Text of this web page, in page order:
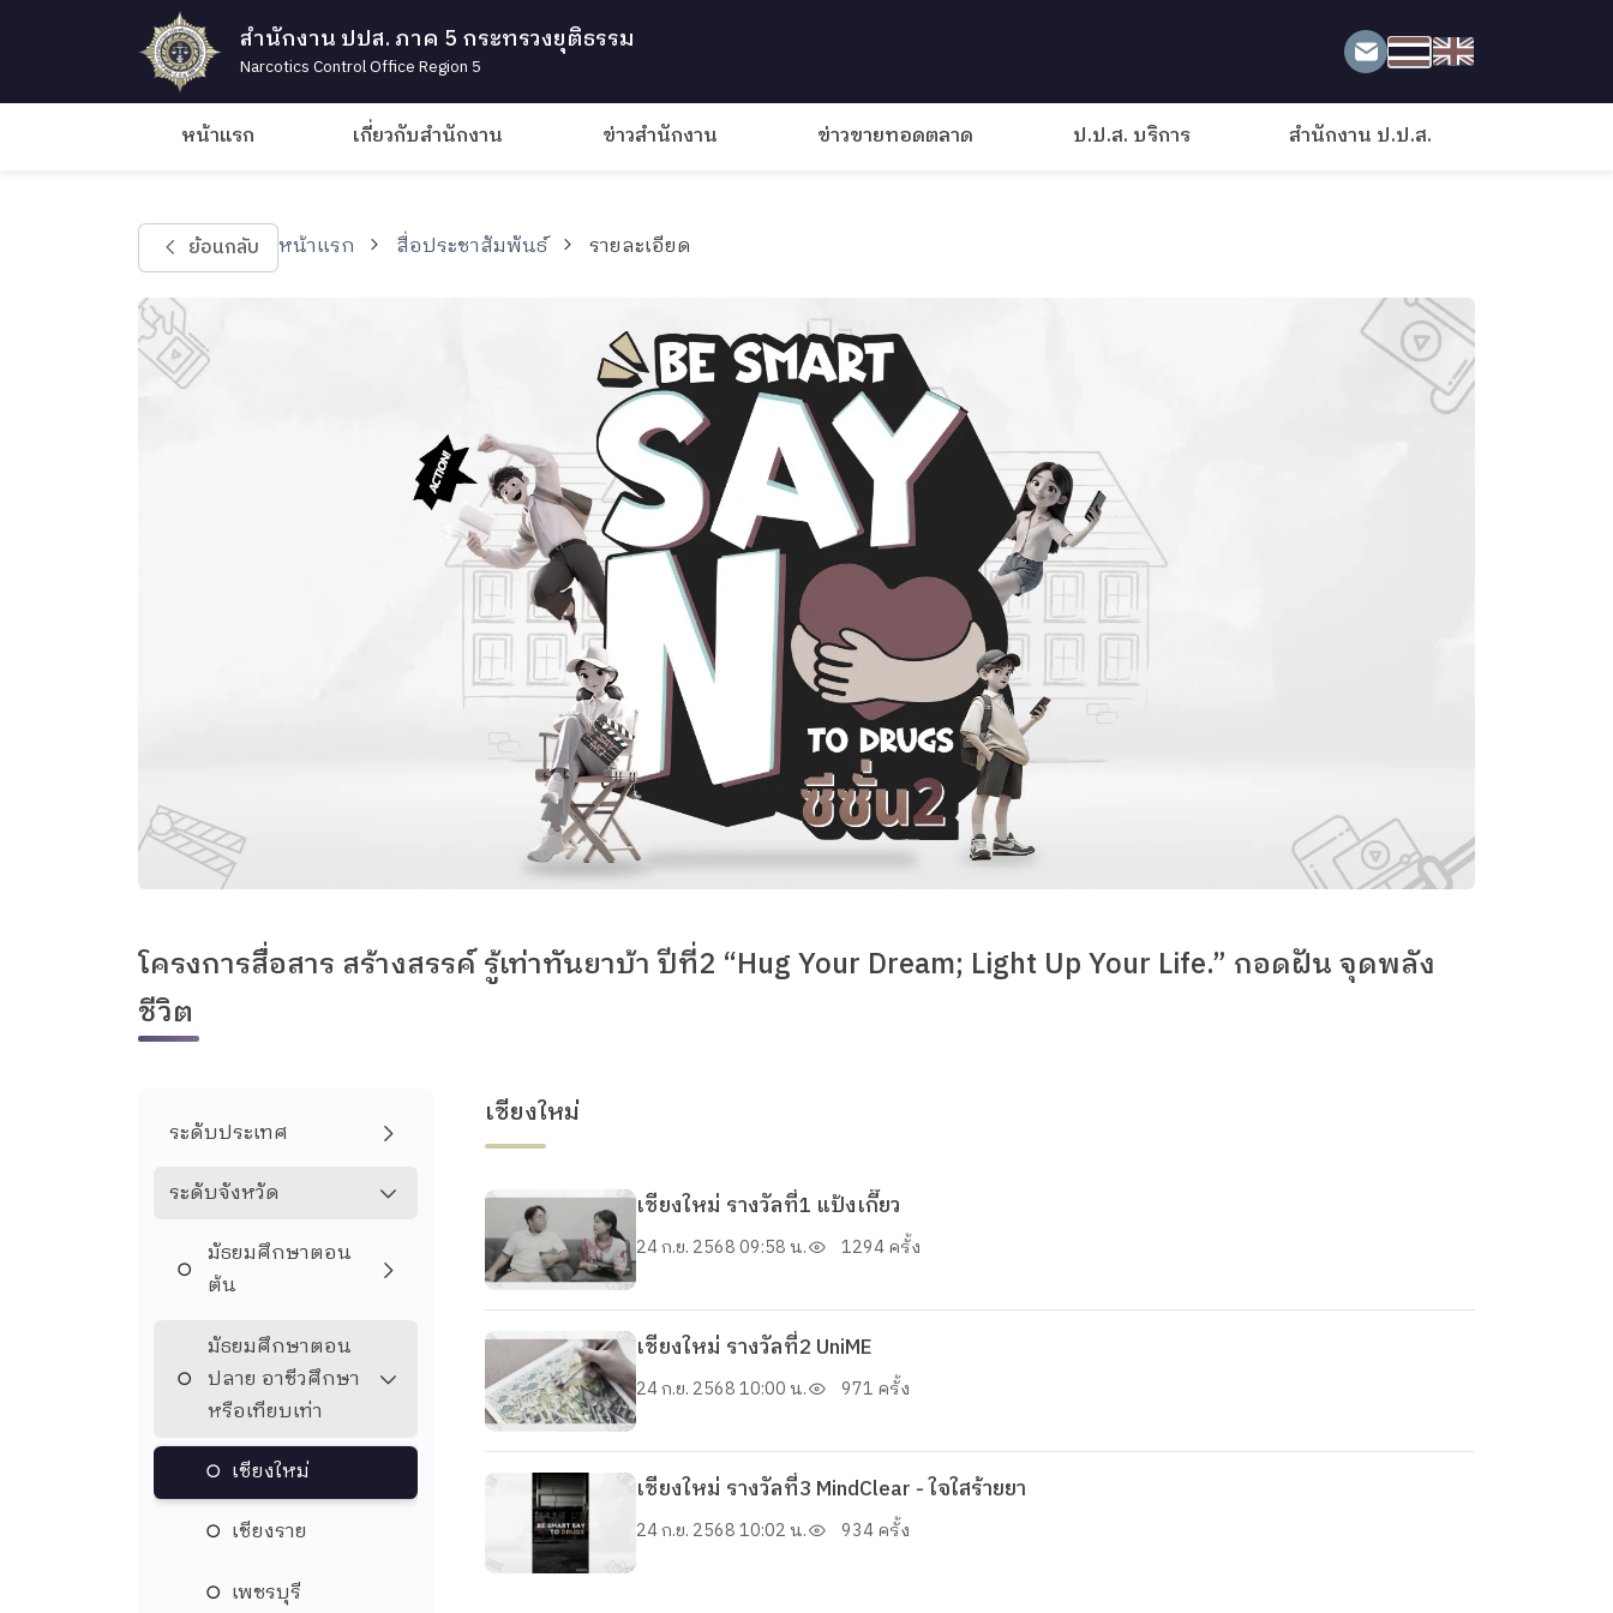
สำนักงาน ปปส. ภาค 5 กระทรวงยุติธรรม
Narcotics Control Office Region 5
หน้าแรก เกี่ยวกับสำนักงาน ข่าวสำนักงาน ข่าวขายทอดตลาด ป.ป.ส. บริการ สำนักงาน ป.ป.ส.
ย้อนกลับ หน้าแรก สื่อประชาสัมพันธ์ รายละเอียด
โครงการสื่อสาร สร้างสรรค์ รู้เท่าทันยาบ้า ปีที่2 “Hug Your Dream; Light Up Your Life.” กอดฝัน จุดพลัง
ชีวิต
ระดับประเทศ
ระดับจังหวัด
มัธยมศึกษาตอน
ต้น
มัธยมศึกษาตอน
ปลาย อาชีวศึกษา
หรือเทียบเท่า
เชียงใหม่
เชียงราย
เพชรบุรี
เชียงใหม่
เชียงใหม่ รางวัลที่1 แป้งเกี๊ยว
24 ก.ย. 2568 09:58 น. 1294 ครั้ง
เชียงใหม่ รางวัลที่2 UniME
24 ก.ย. 2568 10:00 น. 971 ครั้ง
เชียงใหม่ รางวัลที่3 MindClear - ใจใสร้ายยา
24 ก.ย. 2568 10:02 น. 934 ครั้ง